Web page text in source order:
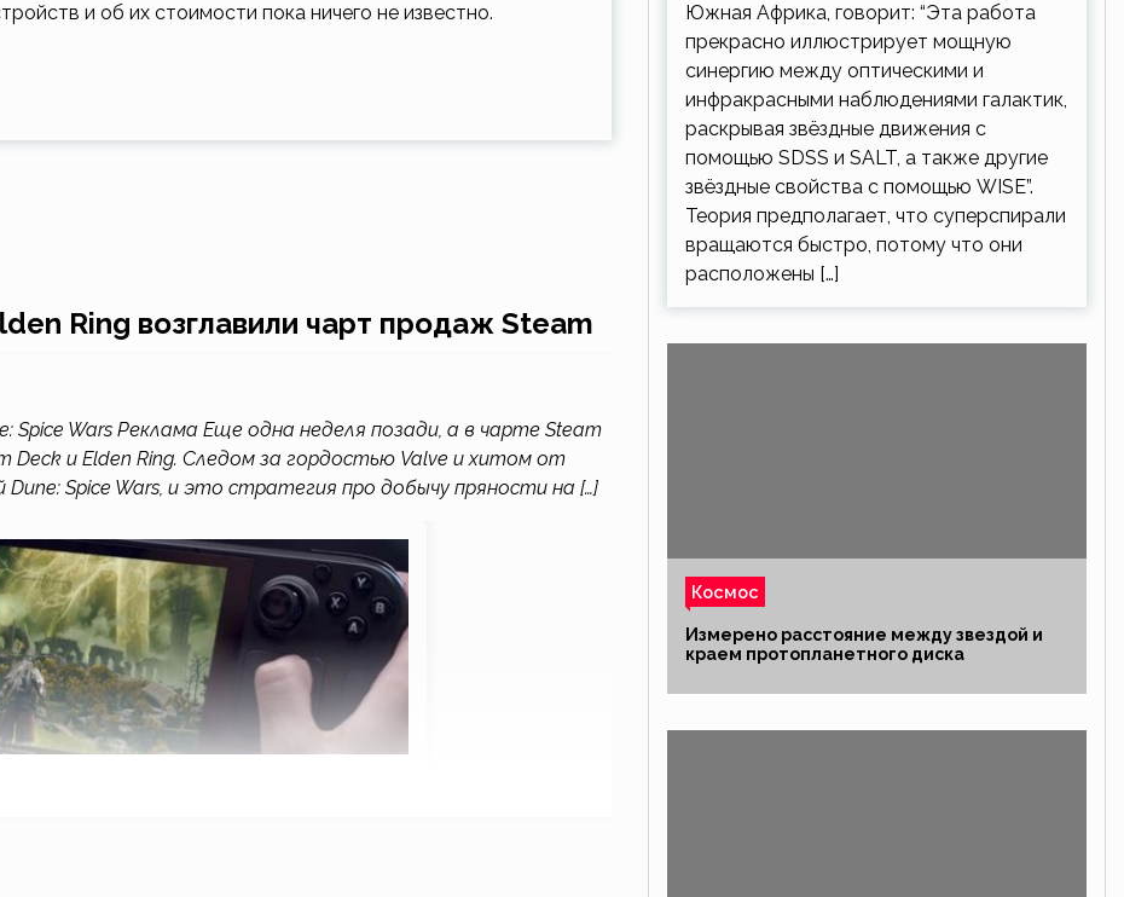
и об их стоимости пока ничего не известно.
Ring возглавили чарт продаж Steam
Spice Wars Реклама Еще одна неделя позади, а в чарте Steam
Deck и Elden Ring. Следом за гордостью Valve и хитом от
Spice Wars, и это стратегия про добычу пряности на […]
Южная Африка, говорит: “Эта работа
прекрасно иллюстрирует мощную
синергию между оптическими и
инфракрасными наблюдениями галактик,
раскрывая звёздные движения с
помощью SDSS и SALT, а также другие
звёздные свойства с помощью WISE”.
Теория предполагает, что суперспирали
вращаются быстро, потому что они
расположены […]
Космос
Измерено расстояние между звездой и
краем протопланетного диска